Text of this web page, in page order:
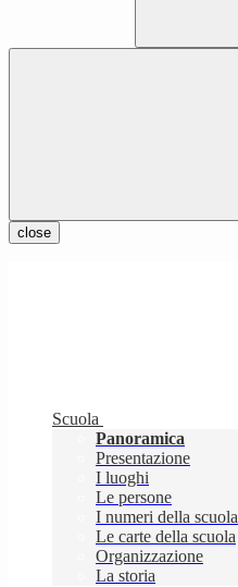
close
Scuola
Panoramica
Presentazione
I luoghi
Le persone
I numeri della scuola
Le carte della scuola
Organizzazione
La storia